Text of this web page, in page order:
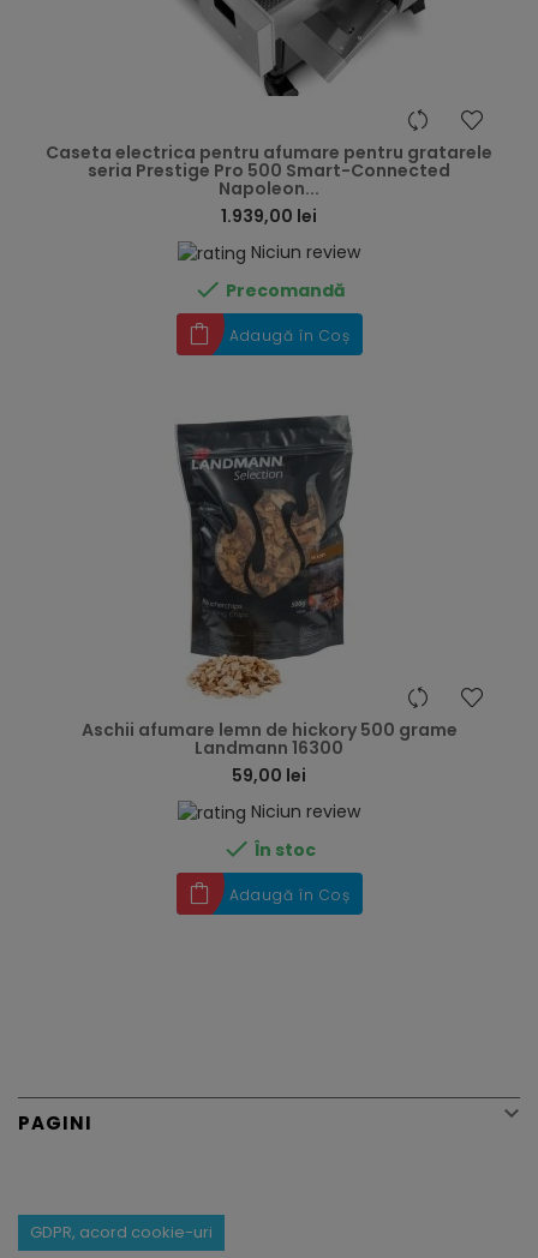
Caseta electrica pentru afumare pentru gratarele
seria Prestige Pro 500 Smart-Connected
Napoleon...
1.939,00 lei
Niciun review
 Precomandă
Adaugă în Coș
Aschii afumare lemn de hickory 500 grame
Landmann 16300
59,00 lei
Niciun review
 În stoc
Adaugă în Coș
PAGINI 
GDPR, acord cookie-uri